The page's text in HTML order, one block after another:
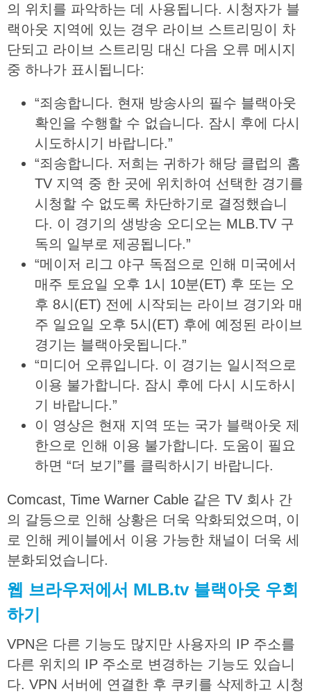
의 위치를 파악하는 데 사용됩니다. 시청자가 블
랙아웃 지역에 있는 경우 라이브 스트리밍이 차
단되고 라이브 스트리밍 대신 다음 오류 메시지
중 하나가 표시됩니다:
“죄송합니다. 현재 방송사의 필수 블랙아웃
확인을 수행할 수 없습니다. 잠시 후에 다시
시도하시기 바랍니다.”
“죄송합니다. 저희는 귀하가 해당 클럽의 홈
TV 지역 중 한 곳에 위치하여 선택한 경기를
시청할 수 없도록 차단하기로 결정했습니
다. 이 경기의 생방송 오디오는 MLB.TV 구
독의 일부로 제공됩니다.”
“메이저 리그 야구 독점으로 인해 미국에서
매주 토요일 오후 1시 10분(ET) 후 또는 오
후 8시(ET) 전에 시작되는 라이브 경기와 매
주 일요일 오후 5시(ET) 후에 예정된 라이브
경기는 블랙아웃됩니다.”
“미디어 오류입니다. 이 경기는 일시적으로
이용 불가합니다. 잠시 후에 다시 시도하시
기 바랍니다.”
이 영상은 현재 지역 또는 국가 블랙아웃 제
한으로 인해 이용 불가합니다. 도움이 필요
하면 “더 보기”를 클릭하시기 바랍니다.
Comcast, Time Warner Cable 같은 TV 회사 간
의 갈등으로 인해 상황은 더욱 악화되었으며, 이
로 인해 케이블에서 이용 가능한 채널이 더욱 세
분화되었습니다.
웹 브라우저에서 MLB.tv 블랙아웃 우회
하기
VPN은 다른 기능도 많지만 사용자의 IP 주소를
다른 위치의 IP 주소로 변경하는 기능도 있습니
다. VPN 서버에 연결한 후 쿠키를 삭제하고 시청